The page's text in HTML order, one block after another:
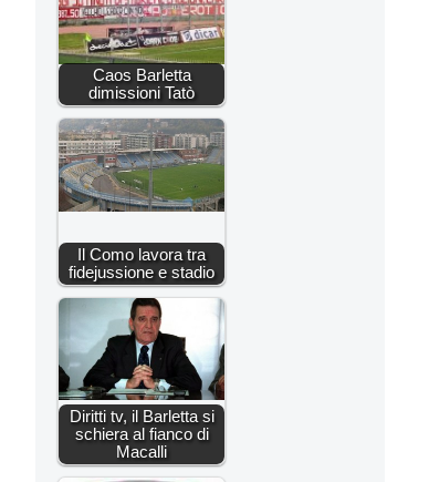
Caos Barletta
dimissioni Tatò
Il Como lavora tra
fidejussione e stadio
Diritti tv, il Barletta si
schiera al fianco di
Macalli